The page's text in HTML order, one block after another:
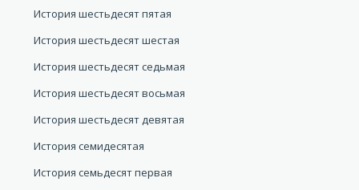
История шестьдесят пятая
История шестьдесят шестая
История шестьдесят седьмая
История шестьдесят восьмая
История шестьдесят девятая
История семидесятая
История семьдесят первая